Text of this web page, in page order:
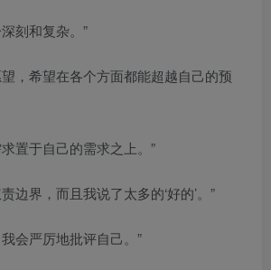
刻和复杂。”
，希望在各个方面都能超越自己的预
置于自己的需求之上。”
边界，而且我说了太多的‘好的’。”
会严厉地批评自己。”